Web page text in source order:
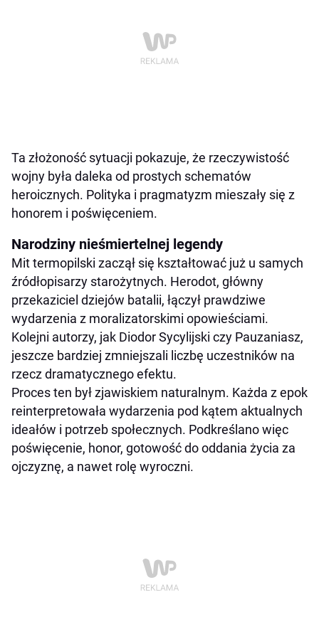
Ta złożoność sytuacji pokazuje, że rzeczywistość
wojny była daleka od prostych schematów
heroicznych. Polityka i pragmatyzm mieszały się z
honorem i poświęceniem.
Narodziny nieśmiertelnej legendy
Mit termopilski zaczął się kształtować już u samych
źródłopisarzy starożytnych. Herodot, główny
przekaziciel dziejów batalii, łączył prawdziwe
wydarzenia z moralizatorskimi opowieściami.
Kolejni autorzy, jak Diodor Sycylijski czy Pauzaniasz,
jeszcze bardziej zmniejszali liczbę uczestników na
rzecz dramatycznego efektu.
Proces ten był zjawiskiem naturalnym. Każda z epok
reinterpretowała wydarzenia pod kątem aktualnych
ideałów i potrzeb społecznych. Podkreślano więc
poświęcenie, honor, gotowość do oddania życia za
ojczyznę, a nawet rolę wyroczni.